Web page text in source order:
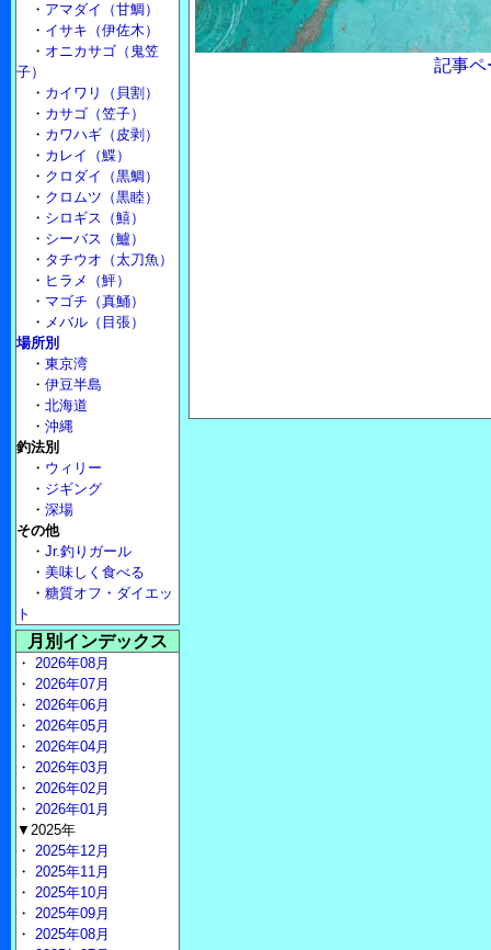
記事ペ
・ アマダイ（甘鯛）
・ イサキ（伊佐木）
・ オニカサゴ（鬼笠
子）
・ カイワリ（貝割）
・ カサゴ（笠子）
・ カワハギ（皮剥）
・ カレイ（鰈）
・ クロダイ（黒鯛）
・ クロムツ（黒睦）
・ シロギス（鱚）
・ シーバス（鱸）
・ タチウオ（太刀魚）
・ ヒラメ（鮃）
・ マゴチ（真鯒）
・ メバル（目張）
場所別
・ 東京湾
・ 伊豆半島
・ 北海道
・ 沖縄
釣法別
・ ウィリー
・ ジギング
・ 深場
その他
・ Jr.釣りガール
・ 美味しく食べる
・ 糖質オフ・ダイエッ
ト
月別インデックス
・ 2026年08月
・ 2026年07月
・ 2026年06月
・ 2026年05月
・ 2026年04月
・ 2026年03月
・ 2026年02月
・ 2026年01月
▼2025年
・ 2025年12月
・ 2025年11月
・ 2025年10月
・ 2025年09月
・ 2025年08月